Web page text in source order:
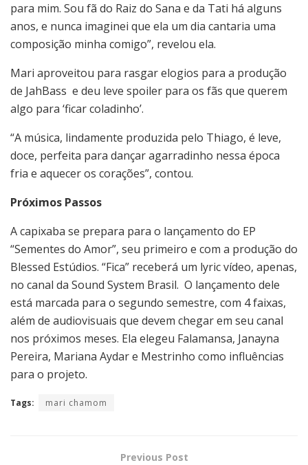
para mim. Sou fã do Raiz do Sana e da Tati há alguns
anos, e nunca imaginei que ela um dia cantaria uma
composição minha comigo”, revelou ela.
Mari aproveitou para rasgar elogios para a produção
de JahBass e deu leve spoiler para os fãs que querem
algo para ‘ficar coladinho’.
“A música, lindamente produzida pelo Thiago, é leve,
doce, perfeita para dançar agarradinho nessa época
fria e aquecer os corações”, contou.
Próximos Passos
A capixaba se prepara para o lançamento do EP
“Sementes do Amor”, seu primeiro e com a produção do
Blessed Estúdios. “Fica” receberá um lyric vídeo, apenas,
no canal da Sound System Brasil. O lançamento dele
está marcada para o segundo semestre, com 4 faixas,
além de audiovisuais que devem chegar em seu canal
nos próximos meses. Ela elegeu Falamansa, Janayna
Pereira, Mariana Aydar e Mestrinho como influências
para o projeto.
Tags: mari chamom
Previous Post